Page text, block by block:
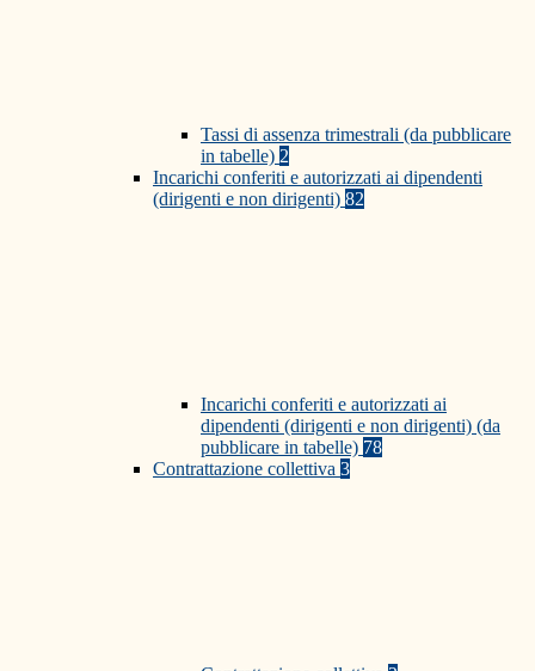
Tassi di assenza trimestrali (da pubblicare
in tabelle) 2
Incarichi conferiti e autorizzati ai dipendenti
(dirigenti e non dirigenti) 82
Incarichi conferiti e autorizzati ai
dipendenti (dirigenti e non dirigenti) (da
pubblicare in tabelle) 78
Contrattazione collettiva 3